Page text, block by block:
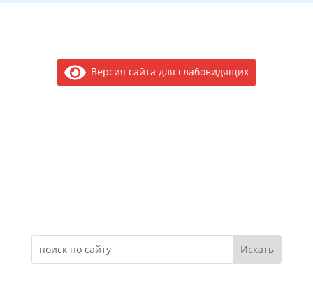
Версия сайта для слабовидящих